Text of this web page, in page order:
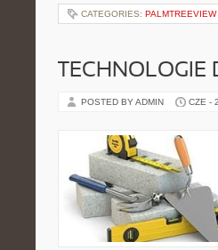
CATEGORIES: PALMTREEVIEW
POSTED BY ADMIN CZE -